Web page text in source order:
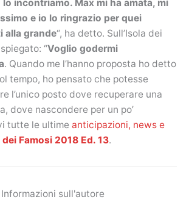
lo incontriamo. Max mi ha amata, mi
e io lo ringrazio per quei
alla grande“, ha detto. Sull’Isola dei
“Voglio godermi
. Quando me l’hanno proposta ho detto
tempo, ho pensato che potesse
l’unico posto dove recuperare una
dove nascondere per un po’
tutte le ultime anticipazioni, news e
dei Famosi 2018 Ed. 13.
Informazioni sull'autore